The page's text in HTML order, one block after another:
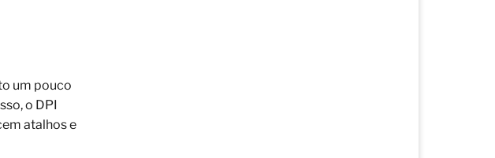
um pouco
o DPI
atalhos e